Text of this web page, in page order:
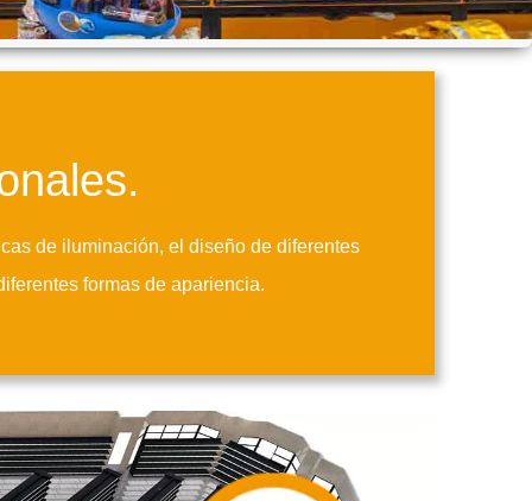
de iluminación, el diseño de diferentes
formas de apariencia.